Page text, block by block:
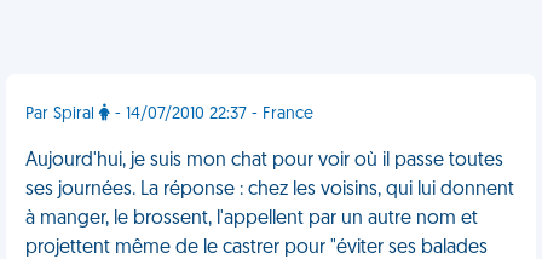
Par Spiral - 14/07/2010 22:37 - France
Aujourd'hui, je suis mon chat pour voir où il passe toutes
ses journées. La réponse : chez les voisins, qui lui donnent
à manger, le brossent, l'appellent par un autre nom et
projettent même de le castrer pour "éviter ses balades